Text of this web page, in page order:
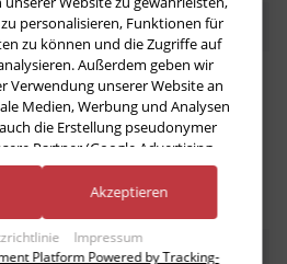
personalisieren, Funktionen für
zu können und die Zugriffe auf
Außerdem geben wir
Verwendung unserer Website an
Medien, Werbung und Analysen
die Erstellung pseudonymer
Partner (Google Advertising
Informationen möglicherweise mit
die Sie ihnen bereitgestellt haben
der Dienste gesammelt haben
Geräte). Ihre Einwilligung zur
Impressum
Akzeptieren
Platform Powered by Tracking-
15 cm Klinge, Grifffarbe rot, aus